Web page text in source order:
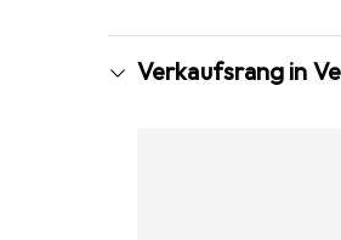
Verkaufsrang in